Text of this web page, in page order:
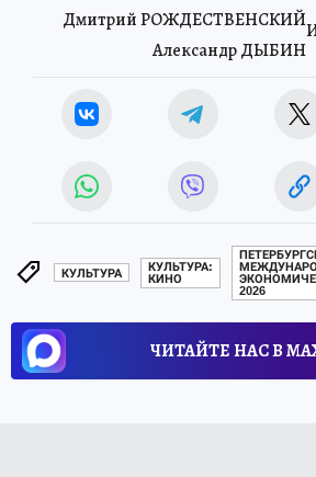
Дмитрий РОЖДЕСТВЕНСКИЙ
Александр ДЫБИН
КУЛЬТУРА
КУЛЬТУРА:
КИНО
2026
ЧИТАЙТЕ НАС В